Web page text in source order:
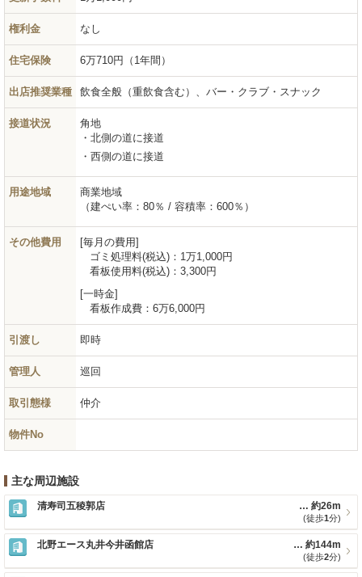
権利金 なし
住宅保険 6万710円（1年間）
出店推奨業種 飲食全般（重飲食含む）、バー・クラブ・スナック
接道状況
角地
北側の道に接道
西側の道に接道
用途地域
商業地域
（建ぺい率：80％ / 容積率：600％）
その他費用
毎月の費用
ゴミ処理料(税込)： 1万1,000円
看板使用料(税込)： 3,300円
一時金
看板作成費： 6万6,000円
引渡し 即時
管理人 巡回
取引態様 仲介
物件No
主な周辺施設
清寿司五稜郭店 約26m
(徒歩1分)
北野エース丸井今井函館店 約144m
(徒歩2分)